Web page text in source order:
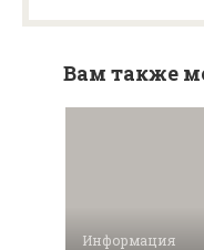
Вам также
Информация